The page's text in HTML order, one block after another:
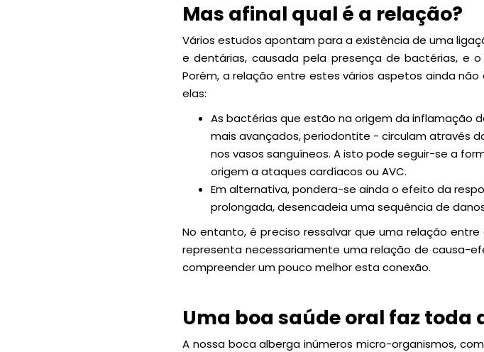
Mas afinal qual é a relação?
Vários estudos apontam para a existência de uma
e dentárias, causada pela presença de bactérias, e
Porém, a relação entre estes vários aspetos ainda
elas:
As bactérias que estão na origem da inflamação
mais avançados, periodontite - circulam através
nos vasos sanguíneos. A isto pode seguir-se a
origem a ataques cardíacos ou AVC.
Em alternativa, pondera-se ainda o efeito da
prolongada, desencadeia uma sequência de
No entanto, é preciso ressalvar que uma relação
representa necessariamente uma relação de causa-
compreender um pouco melhor esta conexão.
Uma boa saúde oral faz toda
A nossa boca alberga inúmeros micro-organismos,